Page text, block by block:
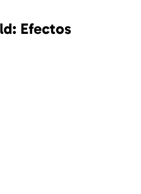
Efectos